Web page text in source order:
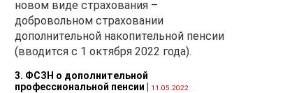
новом виде страхования –
добровольном страховании
дополнительной накопительной пенсии
(вводится с 1 октября 2022 года).
3. ФСЗН о дополнительной
профессиональной пенсии
11.05.2022